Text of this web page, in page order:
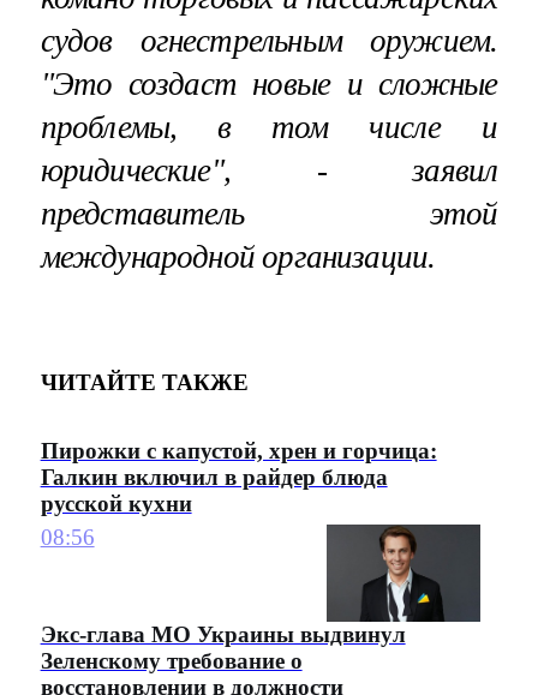
судов огнестрельным оружием.
"Это создаст новые и сложные
проблемы, в том числе и
юридические", - заявил
представитель этой
международной организации.
ЧИТАЙТЕ ТАКЖЕ
Пирожки с капустой, хрен и горчица:
Галкин включил в райдер блюда
русской кухни
08:56
Экс-глава МО Украины выдвинул
Зеленскому требование о
восстановлении в должности